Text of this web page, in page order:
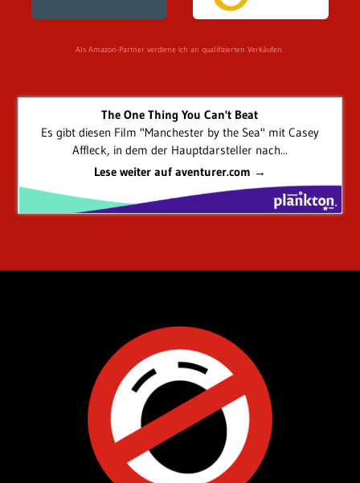
Als Amazon-Partner verdiene ich an qualifizierten Verkäufen.
The One Thing You Can't Beat
Es gibt diesen Film "Manchester by the Sea" mit Casey
Affleck, in dem der Hauptdarsteller nach...
Lese weiter auf aventurer.com →